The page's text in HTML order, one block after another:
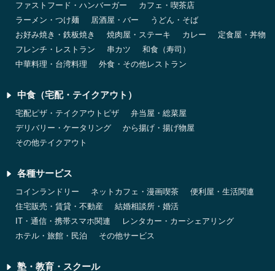
ファストフード・ハンバーガー
カフェ・喫茶店
ラーメン・つけ麺
居酒屋・バー
うどん・そば
お好み焼き・鉄板焼き
焼肉屋・ステーキ カレー
定食屋・丼物
フレンチ・レストラン
串カツ
和食（寿司）
中華料理・台湾料理
外食・その他レストラン
中食（宅配・テイクアウト）
宅配ピザ・テイクアウトピザ
弁当屋・総菜屋
デリバリー・ケータリング
から揚げ・揚げ物屋
その他テイクアウト
各種サービス
コインランドリー ネットカフェ・漫画喫茶
便利屋・生活関連
住宅販売・賃貸・不動産
結婚相談所・婚活
IT・通信・携帯スマホ関連
レンタカー・カーシェアリング
ホテル・旅館・民泊
その他サービス
塾・教育・スクール